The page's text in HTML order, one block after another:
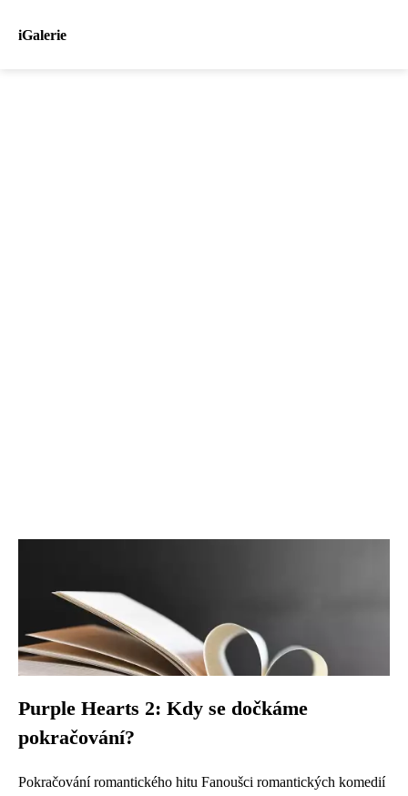
iGalerie
Purple Hearts 2: Kdy se dočkáme
pokračování?
Pokračování romantického hitu Fanoušci romantických komedií